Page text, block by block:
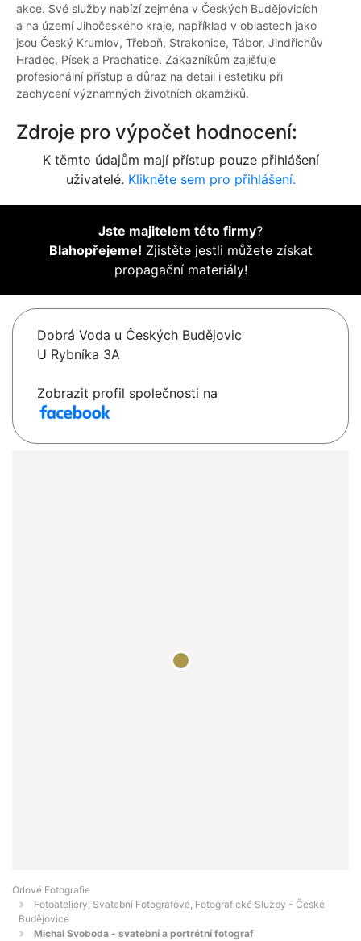
akce. Své služby nabízí zejména v Českých Budějovicích
a na území Jihočeského kraje, například v oblastech jako
jsou Český Krumlov, Třeboň, Strakonice, Tábor, Jindřichův
Hradec, Písek a Prachatice. Zákazníkům zajišťuje
profesionální přístup a důraz na detail i estetiku při
zachycení významných životních okamžiků.
Zdroje pro výpočet hodnocení:
K těmto údajům mají přístup pouze přihlášení
uživatelé. Klikněte sem pro přihlášení.
Jste majitelem této firmy?
Blahopřejeme! Zjistěte jestli můžete získat
propagační materiály!
Dobrá Voda u Českých Budějovic
U Rybníka 3A
Zobrazit profil společnosti na
Orlové Fotografie
Fotoateliéry, Svatební Fotografové, Fotografické Služby - České
Budějovice
Michal Svoboda - svatební a portrétní fotograf